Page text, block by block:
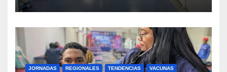
JORNADAS REGIONALES TENDENCIAS VACUNAS